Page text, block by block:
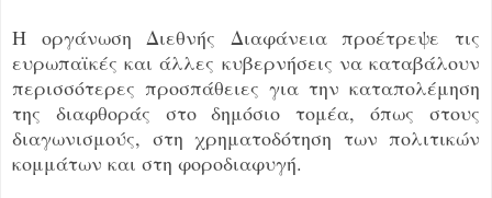
Η οργάνωση Διεθνής Διαφάνεια προέτρεψε τις
ευρωπαϊκές και άλλες κυβερνήσεις να καταβάλουν
περισσότερες προσπάθειες για την καταπολέμηση
της διαφθοράς στο δημόσιο τομέα, όπως στους
διαγωνισμούς, στη χρηματοδότηση των πολιτικών
κομμάτων και στη φοροδιαφυγή.